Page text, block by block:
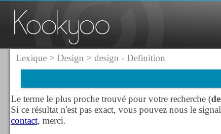
Lexique> Design > design - Definition
Le terme le plus proche trouvé pour votre recherche (
Si ce résultat n'est pas exact, vous pouvez nous le
contact, merci.